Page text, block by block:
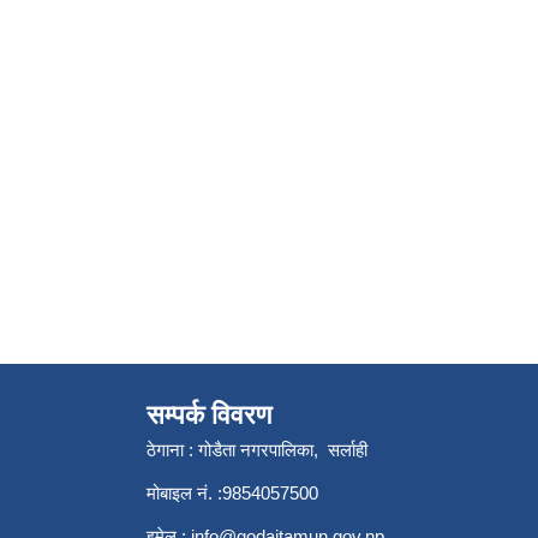
सम्पर्क विवरण
ठेगाना : गोडैता नगरपालिका, सर्लाही
मोबाइल नं. :9854057500